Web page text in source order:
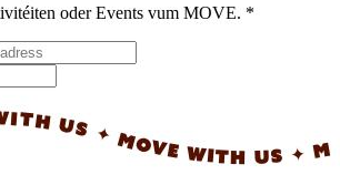
oder Events vum MOVE. *
✦ MOVE WITH US ✦